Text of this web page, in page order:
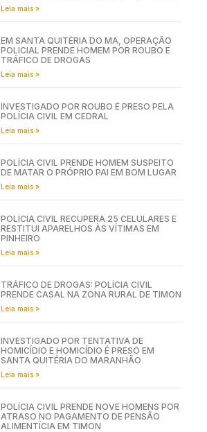
Leia mais »
EM SANTA QUITÉRIA DO MA, OPERAÇÃO
POLICIAL PRENDE HOMEM POR ROUBO E
TRÁFICO DE DROGAS
Leia mais »
INVESTIGADO POR ROUBO É PRESO PELA
POLÍCIA CIVIL EM CEDRAL
Leia mais »
POLÍCIA CIVIL PRENDE HOMEM SUSPEITO
DE MATAR O PRÓPRIO PAI EM BOM LUGAR
Leia mais »
POLÍCIA CIVIL RECUPERA 25 CELULARES E
RESTITUI APARELHOS ÀS VÍTIMAS EM
PINHEIRO
Leia mais »
TRÁFICO DE DROGAS: POLÍCIA CIVIL
PRENDE CASAL NA ZONA RURAL DE TIMON
Leia mais »
INVESTIGADO POR TENTATIVA DE
HOMICÍDIO E HOMICÍDIO É PRESO EM
SANTA QUITÉRIA DO MARANHÃO
Leia mais »
POLÍCIA CIVIL PRENDE NOVE HOMENS POR
ATRASO NO PAGAMENTO DE PENSÃO
ALIMENTÍCIA EM TIMON